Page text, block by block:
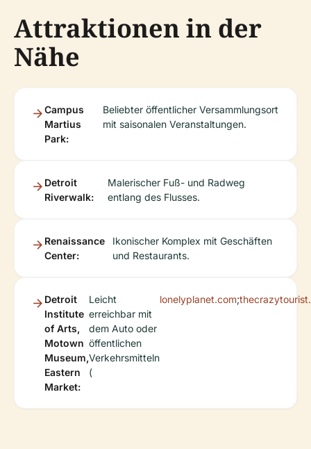
Attraktionen in der
Nähe
Campus
Martius
Park:
Beliebter öffentlicher Versammlungsort
mit saisonalen Veranstaltungen.
Detroit
Riverwalk:
Malerischer Fuß- und Radweg
entlang des Flusses.
Renaissance
Center:
Ikonischer Komplex mit Geschäften
und Restaurants.
Detroit
Institute
of Arts,
Motown
Museum,
Eastern
Market:
Leicht
erreichbar mit
dem Auto oder
öffentlichen
Verkehrsmitteln
(
lonelyplanet.com;